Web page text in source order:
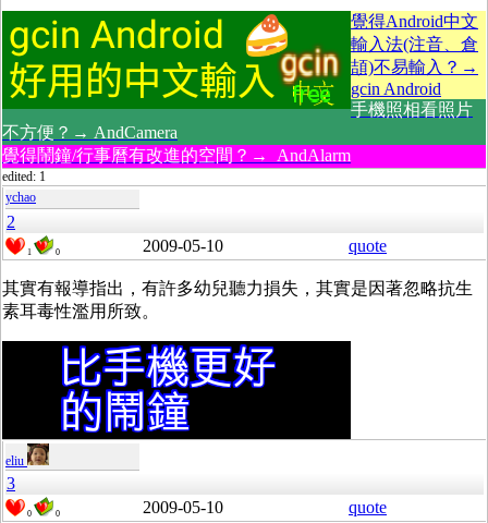
覺得Android中文
輸入法(注音、倉
頡)不易輸入？→
gcin Android
手機照相看照片
不方便？→ AndCamera
覺得鬧鐘/行事曆有改進的空間？→ AndAlarm
edited: 1
ychao
2
1 0 2009-05-10 quote
其實有報導指出，有許多幼兒聽力損失，其實是因著忽略抗生
素耳毒性濫用所致。
eliu
3
0 0 2009-05-10 quote